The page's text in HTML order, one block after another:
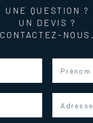
UNE QUESTION ?
UN DEVIS ?
CONTACTEZ-NOUS.